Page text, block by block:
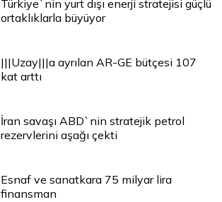
Türkiye`nin yurt dışı enerji stratejisi güçlü
ortaklıklarla büyüyor
|||Uzay|||a ayrılan AR-GE bütçesi 107
kat arttı
İran savaşı ABD`nin stratejik petrol
rezervlerini aşağı çekti
Esnaf ve sanatkara 75 milyar lira
finansman